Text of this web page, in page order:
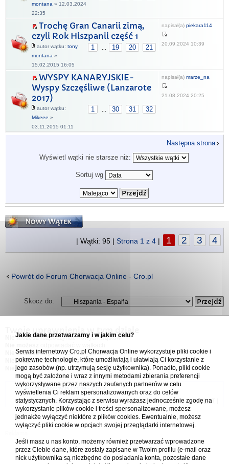
montana » 12.03.2024
22:35
Trochę Gran Canarii zimą,
czyli Rok Hiszpanii część 1
1 19 20 21
autor wątku: tony
montana »
15.02.2015 16:05
napisał(a) piekara114
20.09.2024 10:39
WYSPY KANARYJSKIE-
Wyspy Szczęśliwe (Lanzarote
2017)
1 30 31 32
autor wątku:
Mikeee »
03.11.2015 01:11
napisał(a) marze_na
21.08.2024 20:25
Następna strona
Wyświetl wątki nie starsze niż:
Sortuj wg
Napisz wątek
| Wątki: 95 | Strona 1 z 4 | 1 2 3 4
Powrót do Forum Chorwacja Online - Cro.pl
Skocz do:
Twoje uprawnienia w tym dziale
Nie możeszrozpoczynać nowych wątków
Nie możeszedytować swoich postów
Nie możeszusuwać swoich postów
Nie możeszdodawać załączników
Forum Chorwacja Online - Cro.pl
Usuń ciasteczka• Strefa czasowa: UTC + 1 (Polska - czas zimowy) [ DST
Jakie dane przetwarzamy i w jakim celu?
Serwis internetowy Cro.pl Chorwacja Online wykorzystuje pliki cookie i
pokrewne technologie, które umożliwiają i ułatwiają Ci korzystanie z
jego zasobów (np. utrzymują sesję użytkownika). Ponadto, pliki cookie
mogą być założone i wraz z innymi metodami zbierania preferencji
wykorzystywane przez naszych zaufanych partnerów w celu
wyświetlenia Ci reklam spersonalizowanych oraz do celów
statystycznych. Korzystając z serwisu wyrażasz jednocześnie zgodę na
wykorzystanie plików cookie i treści spersonalizowane, możesz
jednakże wyłączyć niektóre z plików cookies. Ewentualnie, możesz
wyłączyć pliki cookie w opcjach swojej przeglądarki internetowej.
Jeśli masz u nas konto, możemy również przetwarzać wprowadzone
przez Ciebie dane, które zostały zapisane w Twoim profilu (e-mail oraz
nick użytkownika są niezbędne do posiadania konta, pozostałe dane